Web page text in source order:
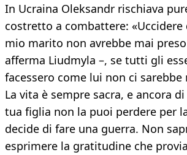
In Ucraina Oleksandr rischiava
costretto a combattere: «Uccidere
mio marito non avrebbe mai
afferma Liudmyla –, se tutti gli
facessero come lui non ci sarebbe
La vita è sempre sacra, e ancora
tua figlia non la puoi perdere per
decide di fare una guerra. Non
esprimere la gratitudine che